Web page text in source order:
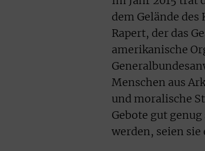
dem Gelände
Rapert, der das
amerikanische
Menschen aus
und moralische
Gebote gut
werden, seien sie